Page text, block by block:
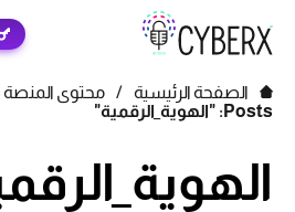
الصفحة الرئيسية / محتوى المنصة
Posts: "الهوية_الرقمية"